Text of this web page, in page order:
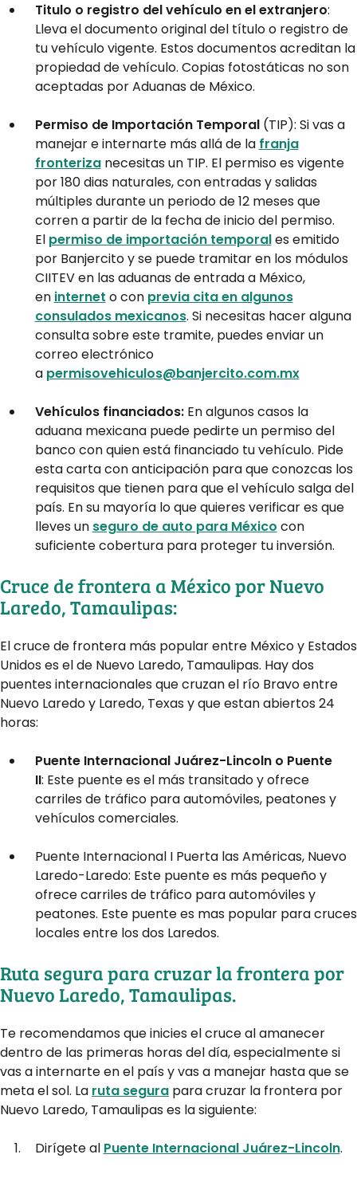
Titulo o registro del vehículo en el extranjero:
Lleva el documento original del título o registro de
tu vehículo vigente. Estos documentos acreditan la
propiedad de vehículo. Copias fotostáticas no son
aceptadas por Aduanas de México.
Permiso de Importación Temporal(TIP): Si vas a
manejar e internarte más allá de la franja
fronterizanecesitas un TIP. El permiso es vigente
por 180 dias naturales, con entradas y salidas
múltiples durante un periodo de 12 meses que
corren a partir de la fecha de inicio del permiso.
El permiso de importación temporales emitido
por Banjercito y se puede tramitar en los módulos
CIITEV en las aduanas de entrada a México,
en internet o con previa cita en algunos
consulados mexicanos. Si necesitas hacer alguna
consulta sobre este tramite, puedes enviar un
correo electrónico
a permisovehiculos@banjercito.com.mx
Vehículos financiados: En algunos casos la
aduana mexicana puede pedirte un permiso del
banco con quien está financiado tu vehículo. Pide
esta carta con anticipación para que conozcas los
requisitos que tienen para que el vehículo salga del
país. En su mayoría lo que quieres verificar es que
lleves un seguro de auto para México con
suficiente cobertura para proteger tu inversión.
Cruce de frontera a México por Nuevo
Laredo, Tamaulipas:
El cruce de frontera más popular entre México y Estados
Unidos es el de Nuevo Laredo, Tamaulipas. Hay dos
puentes internacionales que cruzan el río Bravo entre
Nuevo Laredo y Laredo, Texas y que estan abiertos 24
horas:
Puente Internacional Juárez-Lincoln o Puente
II: Este puente es el más transitado y ofrece
carriles de tráfico para automóviles, peatones y
vehículos comerciales.
Puente Internacional I Puerta las Américas, Nuevo
Laredo-Laredo: Este puente es más pequeño y
ofrece carriles de tráfico para automóviles y
peatones. Este puente es mas popular para cruces
locales entre los dos Laredos.
Ruta segura para cruzar la frontera por
Nuevo Laredo, Tamaulipas.
Te recomendamos que inicies el cruce al amanecer
dentro de las primeras horas del día, especialmente si
vas a internarte en el país y vas a manejar hasta que se
meta el sol. La ruta segura para cruzar la frontera por
Nuevo Laredo, Tamaulipas es la siguiente:
Dirígete al Puente Internacional Juárez-Lincoln.